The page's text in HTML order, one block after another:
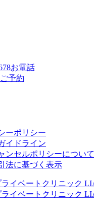
お電話
予約
ーポリシー
イドライン
ンセルポリシーについて
法に基づく表示